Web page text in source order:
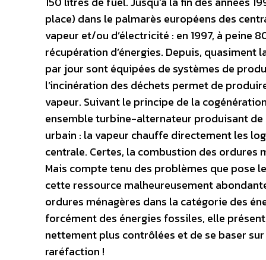
place) dans le palmarès européens des
vapeur et/ou d’électricité : en 1997, à peine
récupération d’énergies. Depuis,
par jour sont équipées de systèmes de
l’incinération des déchets permet de
vapeur. Suivant le principe de la
ensemble turbine-alternateur produisant de
urbain : la vapeur chauffe directement les
centrale. Certes, la combustion des ordures
Mais compte tenu des problèmes que pose
cette ressource malheureusement
ordures ménagères dans la catégorie des
forcément des énergies fossiles, elle
nettement plus contrôlées et de se baser
raréfaction !